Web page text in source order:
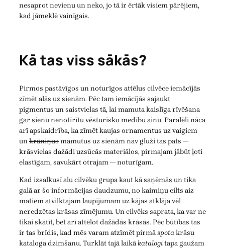
nesaprot nevienu un neko, jo tā ir ērtāk visiem pārējiem,
kad jāmeklē vainīgais.
Kā tas viss sākās?
Pirmos pastāvīgos un noturīgos attēlus cilvēce iemācījās
zīmēt alās uz sienām. Pēc tam iemācījās sajaukt
pigmentus un saistvielas tā, lai mamuta kaislīga rīvēšana
gar sienu nenotīrītu vēsturisko medību ainu. Paralēli nāca
arī apskaidrība, ka zīmēt kaujas ornamentus uz vaigiem
unkrāniņusmamutus uz sienām nav gluži tas pats —
krāsvielas dažādi uzsūcās materiālos, pirmajam jābūt ļoti
elastīgam, savukārt otrajam — noturīgam.
Kad izsalkusī alu cilvēku grupa kaut kā saņēmās un tika
galā ar šo informācijas daudzumu, no kaimiņu cilts aiz
matiem atvilktajam laupījumam uz kājas atklāja vēl
neredzētas krāsas zīmējumu. Un cilvēks saprata, ka var ne
tikai skatīt, bet arī attēlot dažādās krāsās. Pēc būtības tas
ir tas brīdis, kad mēs varam atzīmēt pirmāspotakrāsu
kataloga dzimšanu. Turklāt tajā laikākatalogitapa gaužam